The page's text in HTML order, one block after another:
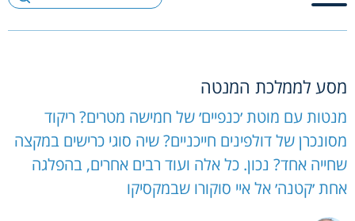
מסע לממלכת המנטה
מנטות עם מוטת ׳כנפיים׳ של חמישה מטרים? ריקוד
מסונכרן של דולפינים חייכניים? שיה סוגי כרישים במקצה
שחייה אחד? נכון. כל אלה ועוד רבים אחרים, בהפלגה
אחת ׳קטנה׳ אל איי סוקורו שבמקסיקו